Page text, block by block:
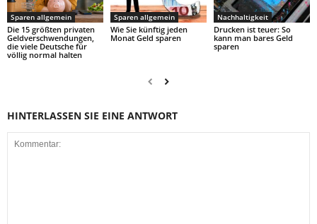
Sparen allgemein
Die 15 größten privaten
Geldverschwendungen,
die viele Deutsche für
völlig normal halten
Sparen allgemein
Wie Sie künftig jeden
Monat Geld sparen
Nachhaltigkeit
Drucken ist teuer: So
kann man bares Geld
sparen
HINTERLASSEN SIE EINE ANTWORT